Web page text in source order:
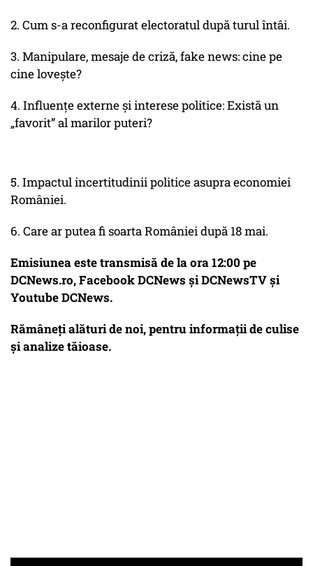
2. Cum s-a reconfigurat electoratul după turul întâi.
3. Manipulare, mesaje de criză, fake news: cine pe
cine lovește?
4. Influențe externe și interese politice: Există un
„favorit” al marilor puteri?
5. Impactul incertitudinii politice asupra economiei
României.
6. Care ar putea fi soarta României după 18 mai.
Emisiunea este transmisă de la ora 12:00 pe
DCNews.ro, Facebook DCNews și DCNewsTV și
Youtube DCNews.
Rămâneți alături de noi, pentru informații de culise
și analize tăioase.